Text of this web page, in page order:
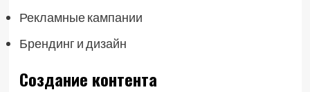
Рекламные кампании
Брендинг и дизайн
Создание контента